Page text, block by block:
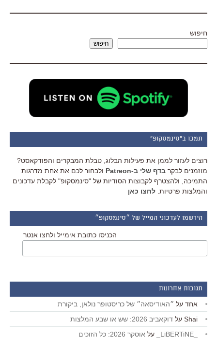
חיפוש
חיפוש
תמכו ב"סינמסקופ"
רוצים לעזור לממן את פעילות הבלוג, טבלת המבקרים והפודקאסט?
מוזמנים לבקר בדף שלי ב-Patreon
ולבחור לכם את אחת מדרגות
התמיכה, ולהצטרף לקבוצות הסודיות של "סינמסקופ" לקבלת עדכונים
והמלצות פרטיות. לחצו כאן
הירשמו לעדכוני המייל של ״סינמסקופ״
הכניסו כתובת אימייל ולחצו אנטר
תגובות אחרונות
אחד על ״האודיסאה״ של כריסטופר נולאן, ביקורת
Shai על דוקאביב 2026: שש או שבע המלצות
על אוסקר 2026: כל הזוכים